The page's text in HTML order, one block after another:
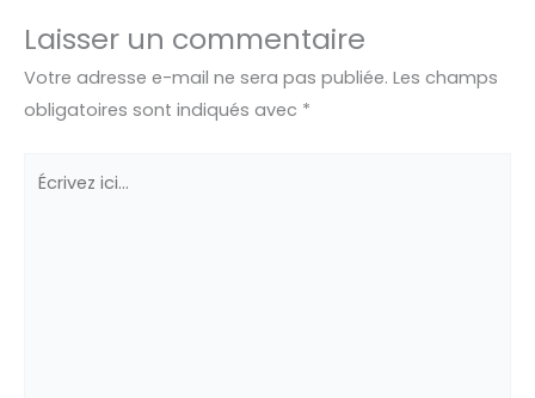
Laisser un commentaire
Votre adresse e-mail ne sera pas publiée. Les champs
obligatoires sont indiqués avec *